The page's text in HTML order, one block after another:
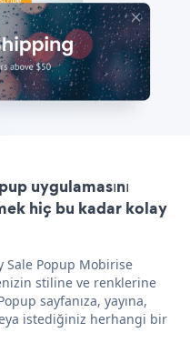
uygulamasını
hiç bu kadar kolay
Sale Popup Mobirise
stiline ve renklerine
sayfanıza, yayına,
istediğiniz herhangi bir